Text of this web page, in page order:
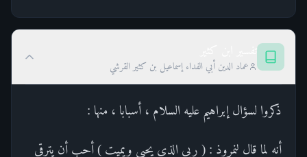
عماد الدين أبي الفداء إسماعيل بن كثير القرشي
ذكروا لسؤال إبراهيم عليه السلام ، أسبابا ، منها :
أنه لما قال لنمروذ : ( ربي الذي يحيي ويميت ) أحب أن يترقى